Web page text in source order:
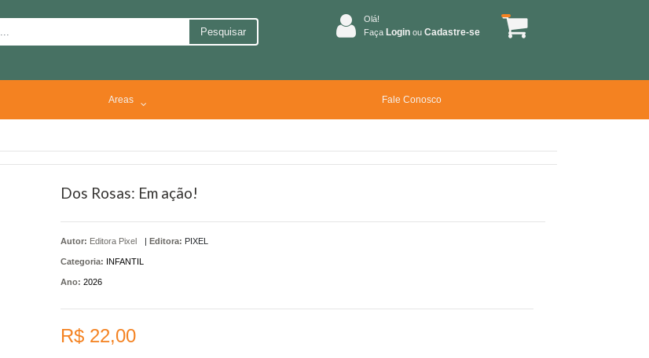
Pesquisar
Olá!
Faça Login ou Cadastre-se
Areas Fale Conosco
Dos Rosas: Em ação!
Autor: Editora Pixel | Editora: PIXEL
Categoria: INFANTIL
Ano: 2026
R$ 22,00